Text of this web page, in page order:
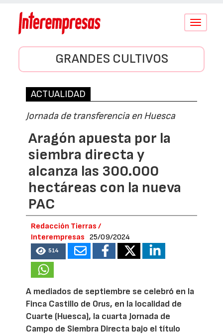
Conmutar
GRANDES CULTIVOS
ACTUALIDAD
Jornada de transferencia en Huesca
Aragón apuesta por la
siembra directa y
alcanza las 300.000
hectáreas con la nueva
PAC
Redacción Tierras /
Interempresas
25/09/2024
514
A mediados de septiembre se celebró en la
Finca Castillo de Orus, en la localidad de
Cuarte (Huesca), la cuarta Jornada de
Campo de Siembra Directa bajo el título